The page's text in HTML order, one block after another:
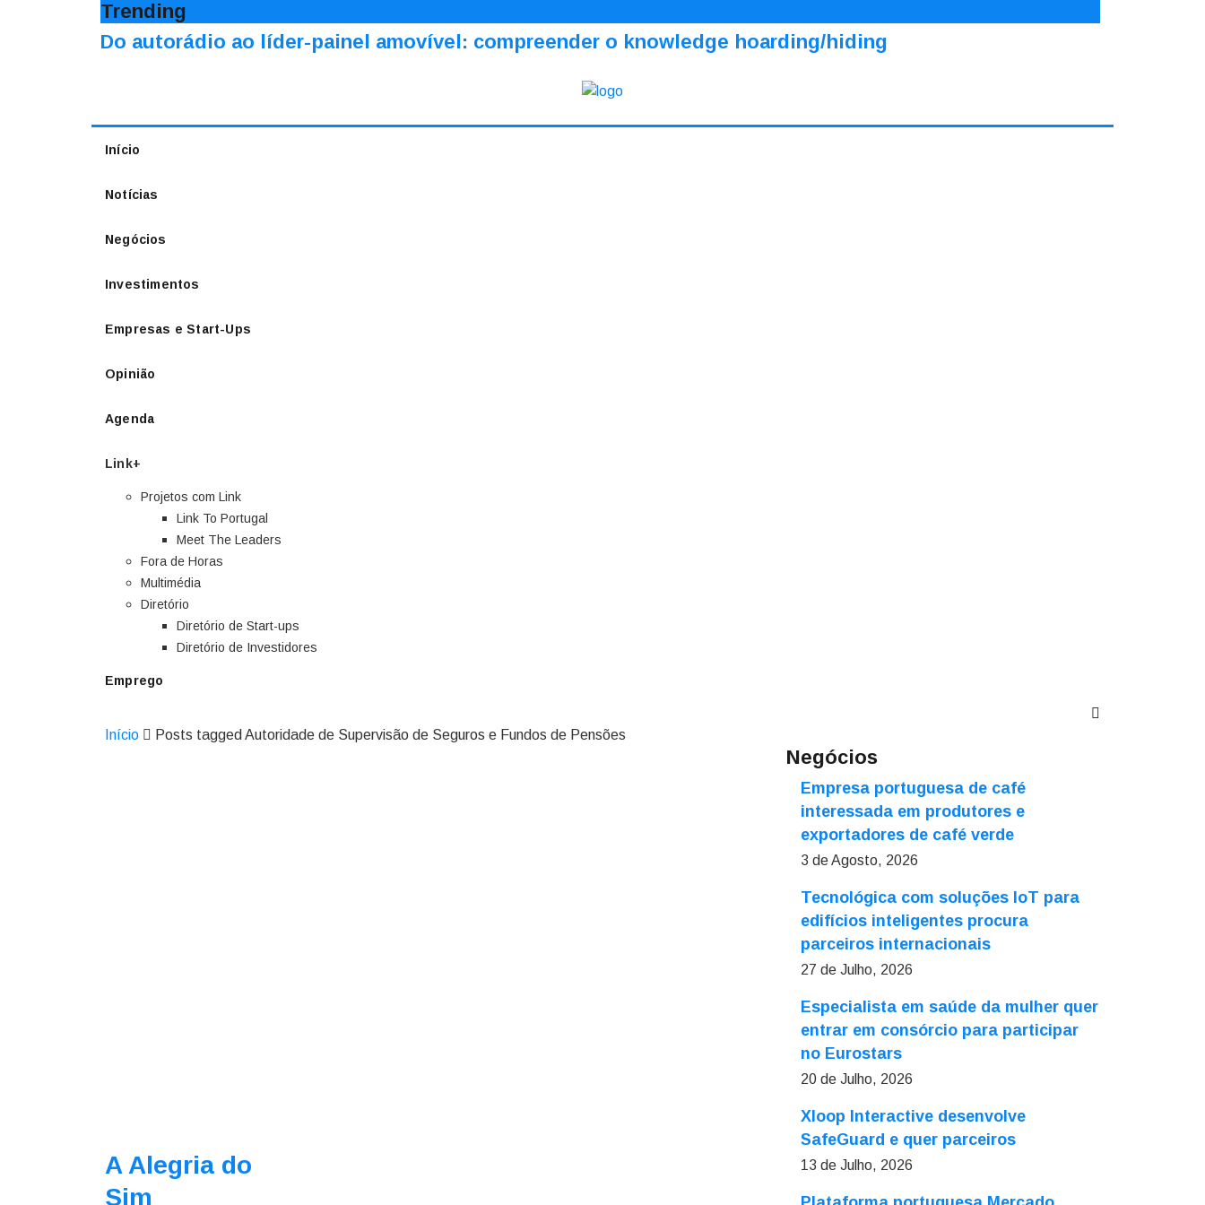
Trending
Do autorádio ao líder-painel amovível: compreender o knowledge hoarding/hiding
Início
Notícias
Negócios
Investimentos
Empresas e Start-Ups
Opinião
Agenda
Link+
Projetos com Link
Link To Portugal
Meet The Leaders
Fora de Horas
Multimédia
Diretório
Diretório de Start-ups
Diretório de Investidores
Emprego
Início Posts tagged Autoridade de Supervisão de Seguros e Fundos de Pensões
A Alegria do
Sim
Negócios
Empresa portuguesa de café
interessada em produtores e
exportadores de café verde
3 de Agosto, 2026
Tecnológica com soluções IoT para
edifícios inteligentes procura
parceiros internacionais
27 de Julho, 2026
Especialista em saúde da mulher quer
entrar em consórcio para participar
no Eurostars
20 de Julho, 2026
Xloop Interactive desenvolve
SafeGuard e quer parceiros
13 de Julho, 2026